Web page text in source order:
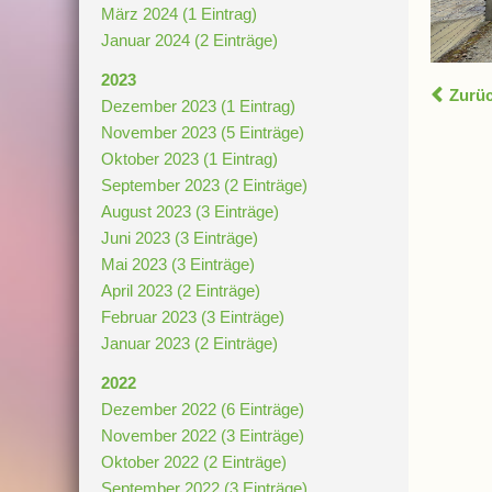
März 2024 (1 Eintrag)
Januar 2024 (2 Einträge)
2023
Dezember 2023 (1 Eintrag)
November 2023 (5 Einträge)
Oktober 2023 (1 Eintrag)
September 2023 (2 Einträge)
August 2023 (3 Einträge)
Juni 2023 (3 Einträge)
Mai 2023 (3 Einträge)
April 2023 (2 Einträge)
Februar 2023 (3 Einträge)
Januar 2023 (2 Einträge)
2022
Dezember 2022 (6 Einträge)
November 2022 (3 Einträge)
Oktober 2022 (2 Einträge)
September 2022 (3 Einträge)